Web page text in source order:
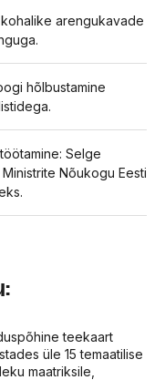
kohalike arengukavade
hõlbustamine
Selge
Nõukogu Eesti
teekaart
üle 15 temaatilise
maatriksile,